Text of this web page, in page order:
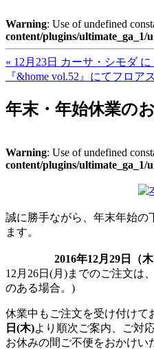
Warning: Use of undefined
content/plugins/ultimate_ga_1/
« 12月23日 カーサ・シモダ
『&home vol.52』にてフロ
年末・年始休業の
Warning: Use of undefined
content/plugins/ultimate_ga_1/
誠に勝手ながら、年末年始の
ます。
2016年12月29日（
12月26日(月)までのご注文は
のある場合。)
休業中もご注文を受け付けて
日(木)より順次ご案内、ご対
お休みの間ご不便をおかけ